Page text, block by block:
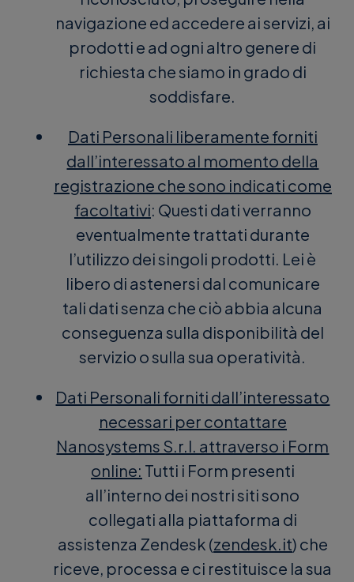
navigazione ed accedere ai servizi, ai
prodotti e ad ogni altro genere di
richiesta che siamo in grado di
soddisfare.
Dati Personali liberamente forniti
dall’interessato al momento della
registrazione che sono indicati come
facoltativi: Questi dati verranno
eventualmente trattati durante
l’utilizzo dei singoli prodotti. Lei è
libero di astenersi dal comunicare
tali dati senza che ciò abbia alcuna
conseguenza sulla disponibilità del
servizio o sulla sua operatività.
Dati Personali forniti dall’interessato
necessari per contattare
Nanosystems S.r.l. attraverso i Form
online: Tutti i Form presenti
all’interno dei nostri siti sono
collegati alla piattaforma di
assistenza Zendesk (zendesk.it) che
riceve, processa e ci restituisce la sua